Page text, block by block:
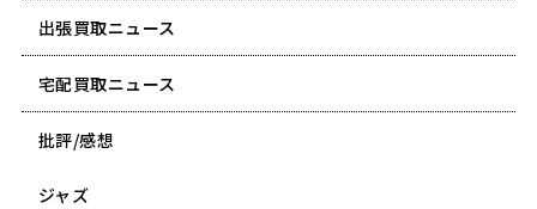
出張買取ニュース
宅配買取ニュース
批評/感想
ジャズ